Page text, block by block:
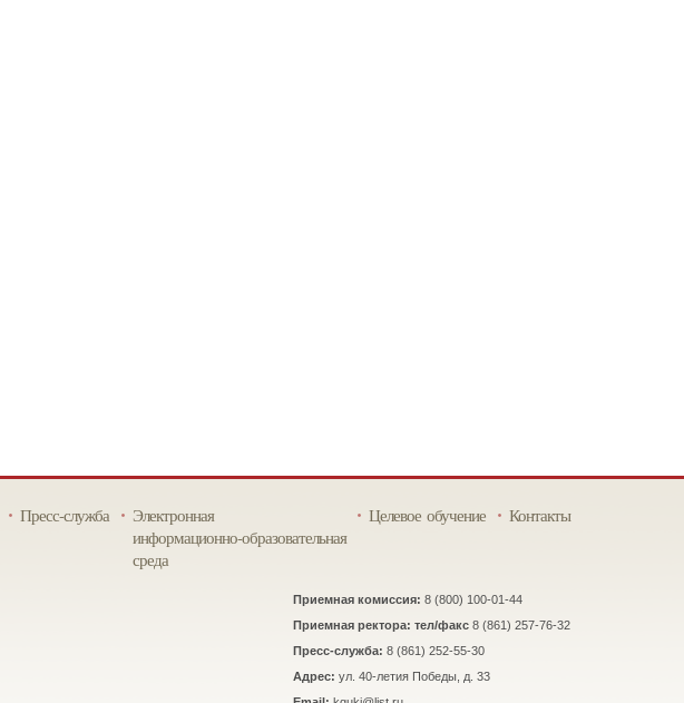
Пресс-служба
Электронная
информационно-образовательная
среда
Целевое обучение Контакты
Приемная комиссия: 8 (800) 100-01-44
Приемная ректора: тел/факс 8 (861) 257-76-32
Пресс-служба: 8 (861) 252-55-30
Адрес: ул. 40-летия Победы, д. 33